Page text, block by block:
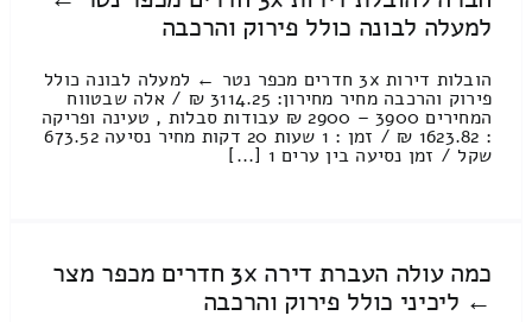
למעלה לבונה כולל פירוק והרכבה
הובלות דירות 3x חדרים מכפר נטר ← למעלה לבונה כולל
פירוק והרכבה מחיר מחירון: 3114.25 ₪ / אלה שבטווח
המחירים 3900 – 2900 ₪ עבודות סבלות , טעינה ופריקה
: 1623.82 ₪ / זמן : 1 שעות 20 דקות מחיר נסיעה 673.52
שקל / זמן נסיעה בין ערים 1 [...]
כמה עולה העברת דירה 3x חדרים מכפר מצר
← ליכיני כולל פירוק והרכבה